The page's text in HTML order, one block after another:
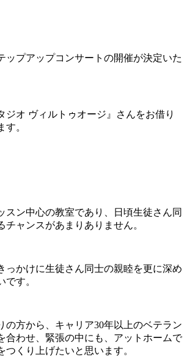
ップアップコンサートの開催が決定いた
ジオ ヴィルトゥオージ』さんをお借り
す。
スン中心の教室であり、日頃生徒さん同
チャンスがあまりありません。
っかけに生徒さん同士の親睦を更に深め
です。
の方から、キャリア30年以上のベテラン
合わせ、緊張の中にも、アットホームで
つくり上げたいと思います。